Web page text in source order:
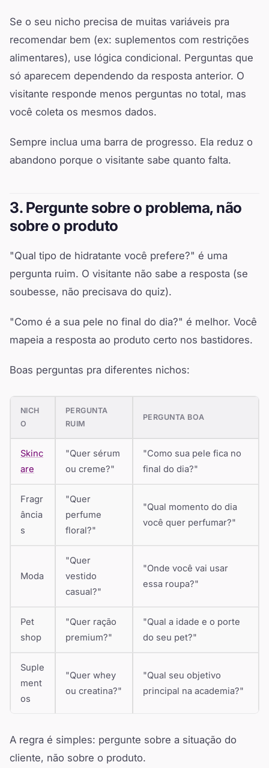
Se o seu nicho precisa de muitas variáveis pra
recomendar bem (ex: suplementos com restrições
alimentares), use lógica condicional. Perguntas que
só aparecem dependendo da resposta anterior. O
visitante responde menos perguntas no total, mas
você coleta os mesmos dados.
Sempre inclua uma barra de progresso. Ela reduz o
abandono porque o visitante sabe quanto falta.
3. Pergunte sobre o problema, não
sobre o produto
"Qual tipo de hidratante você prefere?" é uma
pergunta ruim. O visitante não sabe a resposta (se
soubesse, não precisava do quiz).
"Como é a sua pele no final do dia?" é melhor. Você
mapeia a resposta ao produto certo nos bastidores.
Boas perguntas pra diferentes nichos:
NICH
O
PERGUNTA
RUIM
PERGUNTA BOA
Skinc
are
"Quer sérum
ou creme?"
"Como sua pele fica no
final do dia?"
Fragr
ância
s
"Quer
perfume
floral?"
"Qual momento do dia
você quer perfumar?"
Moda
"Quer
vestido
casual?"
"Onde você vai usar
essa roupa?"
Pet
shop
"Quer ração
premium?"
"Qual a idade e o porte
do seu pet?"
Suple
ment
os
"Quer whey
ou creatina?"
"Qual seu objetivo
principal na academia?"
A regra é simples: pergunte sobre a situação do
cliente, não sobre o produto.